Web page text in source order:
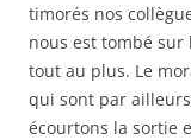
timorés nos
nous est tombé sur
tout au plus. Le
qui sont par
écourtons la sortie